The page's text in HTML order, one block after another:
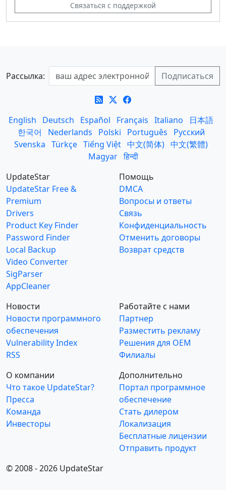
Связаться с поддержкой
Рассылка:
English Deutsch Español Français Italiano
日本語
한국어
Nederlands Polski Português
Русский
Svenska Türkçe Tiếng Việt 中文(简体) 中文(繁體)
Magyar हिन्दी
UpdateStar
UpdateStar Free &
Premium
Drivers
Product Key Finder
Password Finder
Local Backup
Video Converter
SigParser
AppCleaner
Помощь
DMCA
Вопросы и ответы
Связь
Конфиденциальность
Отменить договоры
Возврат средств
Новости
Новости программного
обеспечения
Vulnerability Index
RSS
Работайте с нами
Партнер
Разместить рекламу
Решения для OEM
Филиалы
О компании
Что такое UpdateStar?
Пресса
Команда
Инвесторы
Дополнительно
Портал программное
обеспечение
Стать дилером
Локализация
Бесплатные лицензии
Отправить продукт
© 2008 - 2026 UpdateStar